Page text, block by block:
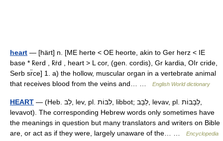
heart — [härt] n. [ME herte < OE heorte, akin to Ger herz < IE
base * k̑erd , k̑ṙd , heart > L cor, (gen. cordis), Gr kardia, OIr cride,
Serb sr̈ce] 1. a) the hollow, muscular organ in a vertebrate animal
that receives blood from the veins and… …
English World dictionary
HEART — (Heb. לֵב, lev, pl. לִבּוֹת, libbot; לֵבָב, levav, pl. לְבָבוֹת,
levavot). The corresponding Hebrew words only sometimes have
the meanings in question but many translators and writers on Bible
are, or act as if they were, largely unaware of the… …
Encyclopedia